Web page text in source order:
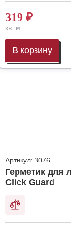
319 ₽
кв. м.
В корзину
Артикул: 3076
Герметик для
Click Guard